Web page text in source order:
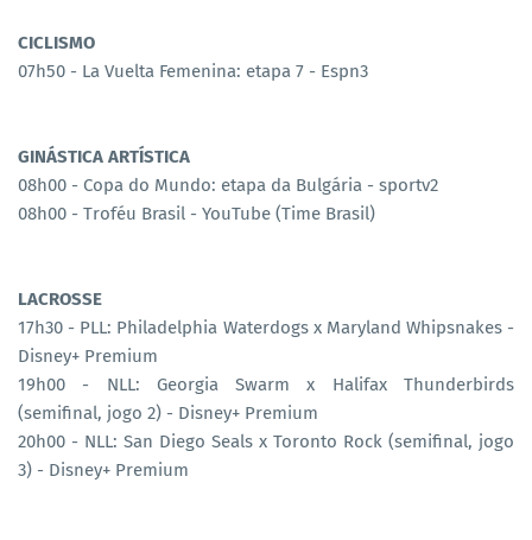
CICLISMO
07h50 - La Vuelta Femenina: etapa 7 - Espn3
GINÁSTICA ARTÍSTICA
08h00 - Copa do Mundo: etapa da Bulgária - sportv2
08h00 - Troféu Brasil - YouTube (Time Brasil)
LACROSSE
17h30 - PLL: Philadelphia Waterdogs x Maryland Whipsnakes -
Disney+ Premium
19h00 - NLL: Georgia Swarm x Halifax Thunderbirds
(semifinal, jogo 2) - Disney+ Premium
20h00 - NLL: San Diego Seals x Toronto Rock (semifinal, jogo
3) - Disney+ Premium